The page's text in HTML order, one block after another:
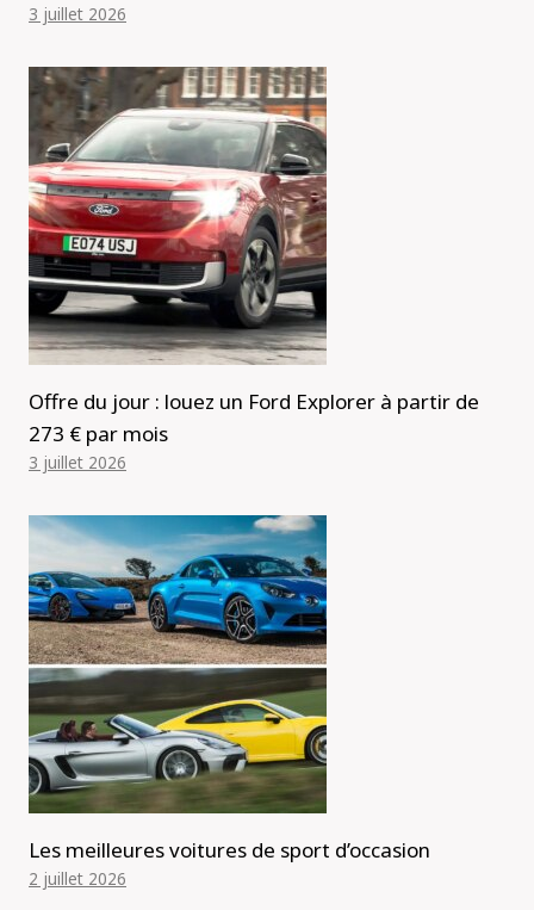
3 juillet 2026
Offre du jour : louez un Ford Explorer à partir de
273 € par mois
3 juillet 2026
Les meilleures voitures de sport d’occasion
2 juillet 2026